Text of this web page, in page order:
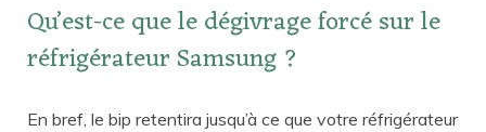
Qu’est-ce que le dégivrage forcé sur le
réfrigérateur Samsung ?
En bref, le bip retentira jusqu’à ce que votre réfrigérateur